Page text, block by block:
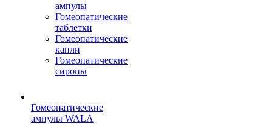
ампулы
Гомеопатические
таблетки
Гомеопатические
капли
Гомеопатические
сиропы
Гомеопатические
ампулы WALA